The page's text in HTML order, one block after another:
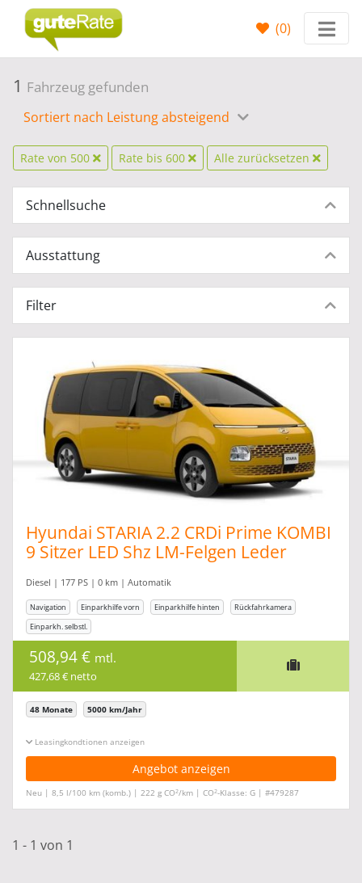
(0)
1 Fahrzeug gefunden
Sortiert nach Leistung absteigend
Rate von 500 Rate bis 600 Alle zurücksetzen
Schnellsuche
Ausstattung
Filter
Hyundai STARIA 2.2 CRDi Prime KOMBI
9 Sitzer LED Shz LM-Felgen Leder
Diesel | 177 PS | 0 km | Automatik
Navigation Einparkhilfe vorn Einparkhilfe hinten
Rückfahrkamera
Einparkh. selbstl.
508,94 € mtl.
427,68 € netto
48 Monate 5000 km/Jahr
Leasingkonditionen ein-/ausblenden
Angebot anzeigen
Neu | 8,5 l/100 km (komb.) | 222 g CO2/km | CO2-Klasse: G | #479287
1 - 1 von 1